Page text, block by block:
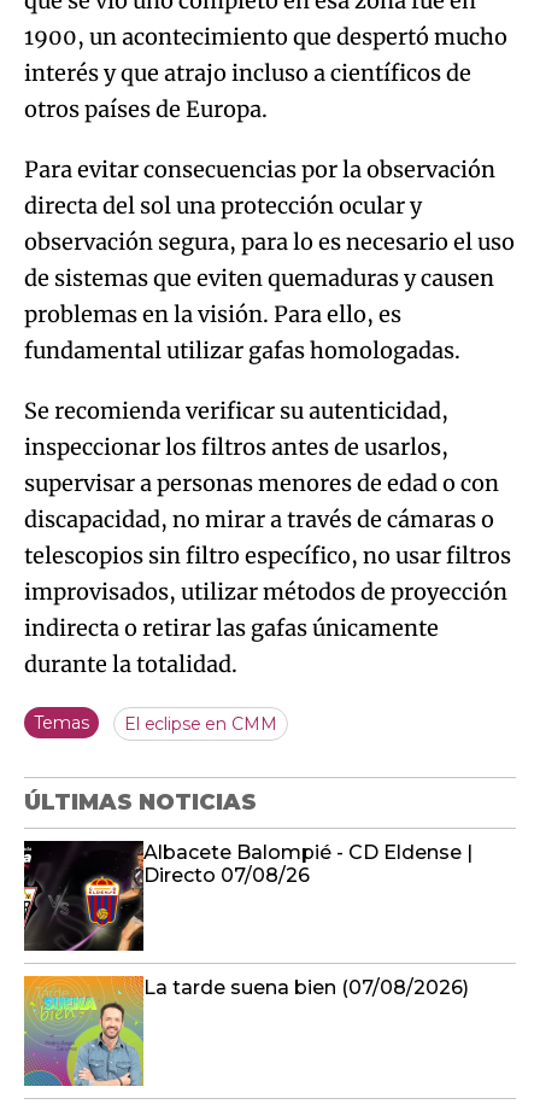
1900, un acontecimiento que despertó mucho
interés y que atrajo incluso a científicos de
otros países de Europa.
Para evitar consecuencias por la observación
directa del sol una protección ocular y
observación segura, para lo es necesario el uso
de sistemas que eviten quemaduras y causen
problemas en la visión. Para ello, es
fundamental utilizar gafas homologadas.
Se recomienda verificar su autenticidad,
inspeccionar los filtros antes de usarlos,
supervisar a personas menores de edad o con
discapacidad, no mirar a través de cámaras o
telescopios sin filtro específico, no usar filtros
improvisados, utilizar métodos de proyección
indirecta o retirar las gafas únicamente
durante la totalidad.
Temas El eclipse en CMM
ÚLTIMAS NOTICIAS
Albacete Balompié - CD Eldense |
Directo 07/08/26
La tarde suena bien (07/08/2026)